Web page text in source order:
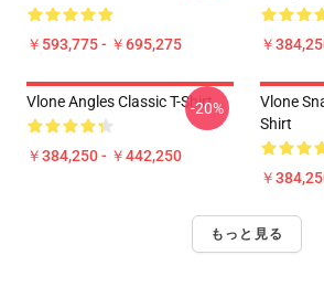
￥593,775 - ￥695,275 ￥
Vlone Angles Classic T-Shirt
￥384,250 - ￥442,250
-20%
Vlone
Shirt
￥
もっと見る